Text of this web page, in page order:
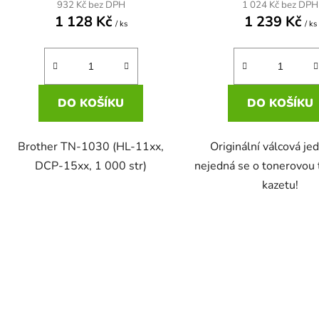
932 Kč bez DPH
1 128 Kč / ks
DO KOŠÍKU
Brother TN-1030 (HL-11xx,
DCP-15xx, 1 000 str)
1 024 Kč bez DPH
1 239 Kč / ks
DO KOŠÍKU
Originální válcová
nejedná se o tonerovou
kazetu!